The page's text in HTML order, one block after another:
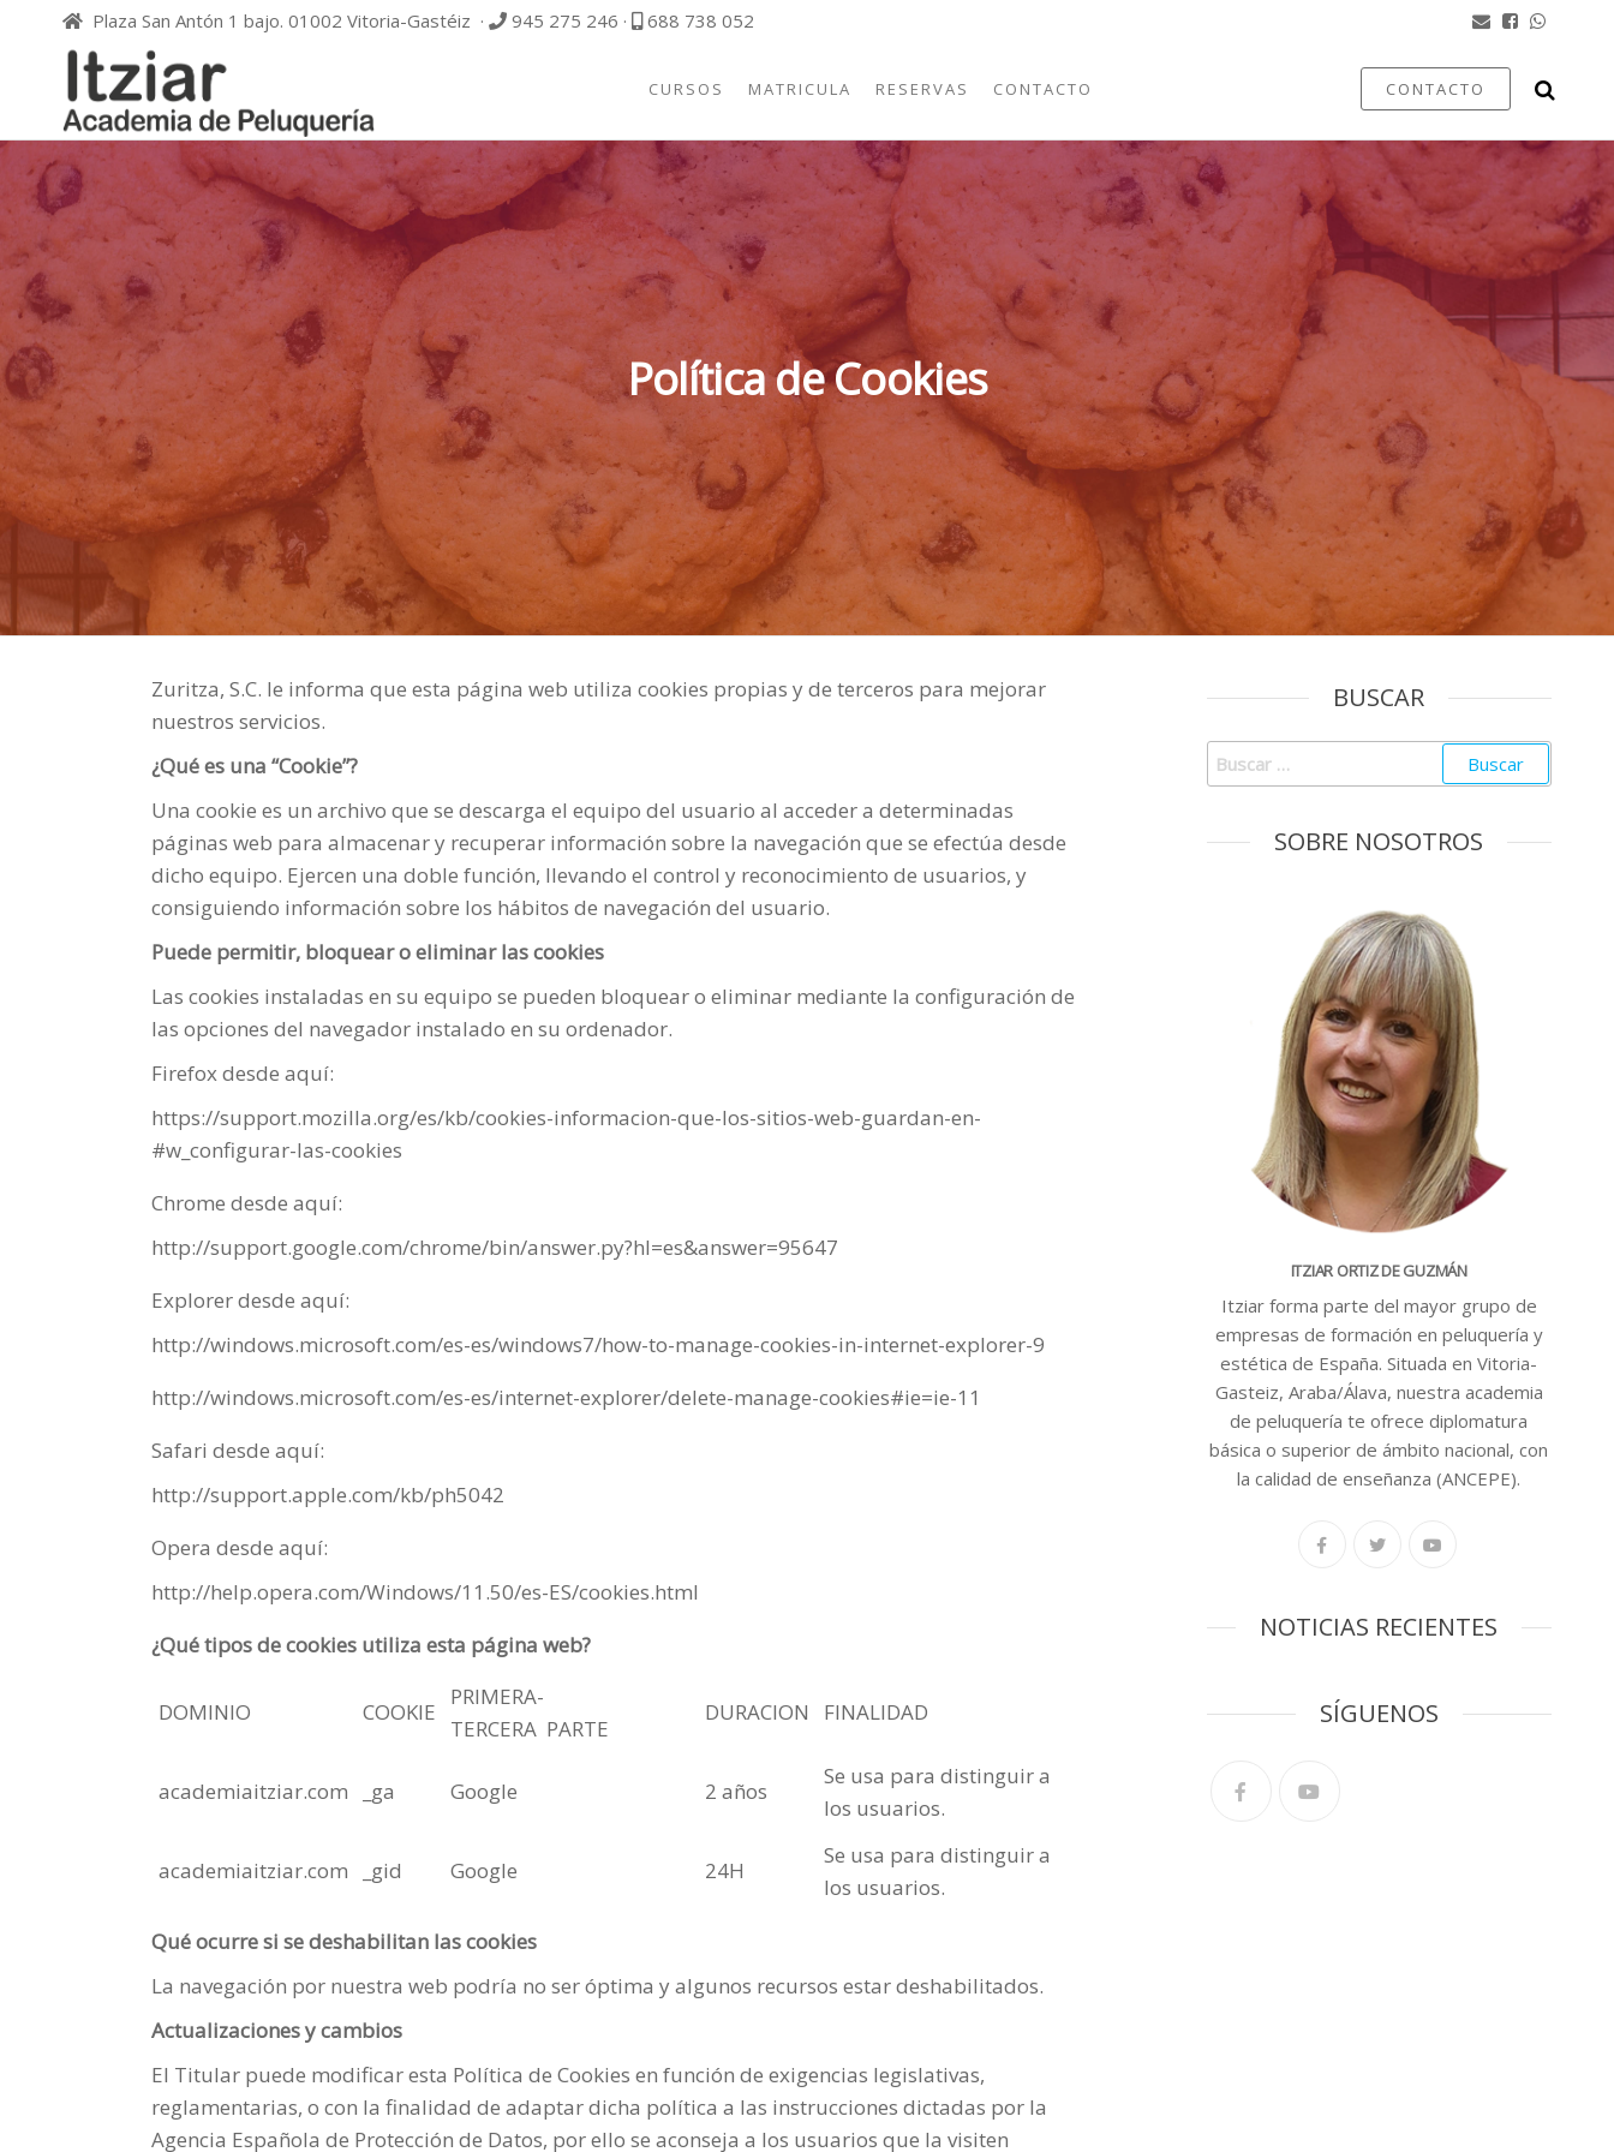
Plaza San Antón 1 bajo. 01002 Vitoria-Gastéiz · 945 275 246 · 688 738 052
ACADEMIA
DE
PELUQUERÍA
peluquería
CONTACTO
CURSOS MATRICULA RESERVAS CONTACTO
Política de Cookies
Zuritza, S.C. le informa que esta página web utiliza cookies propias y de terceros para mejorar
nuestros servicios.
¿Qué es una “Cookie”?
Una cookie es un archivo que se descarga el equipo del usuario al acceder a determinadas
páginas web para almacenar y recuperar información sobre la navegación que se efectúa desde
dicho equipo. Ejercen una doble función, llevando el control y reconocimiento de usuarios, y
consiguiendo información sobre los hábitos de navegación del usuario.
Puede permitir, bloquear o eliminar las cookies
Las cookies instaladas en su equipo se pueden bloquear o eliminar mediante la configuración de
las opciones del navegador instalado en su ordenador.
Firefox desde aquí:
https://support.mozilla.org/es/kb/cookies-informacion-que-los-sitios-web-guardan-en-
#w_configurar-las-cookies
Chrome desde aquí:
http://support.google.com/chrome/bin/answer.py?hl=es&answer=95647
Explorer desde aquí:
http://windows.microsoft.com/es-es/windows7/how-to-manage-cookies-in-internet-explorer-9
http://windows.microsoft.com/es-es/internet-explorer/delete-manage-cookies#ie=ie-11
Safari desde aquí:
http://support.apple.com/kb/ph5042
Opera desde aquí:
http://help.opera.com/Windows/11.50/es-ES/cookies.html
¿Qué tipos de cookies utiliza esta página web?
DOMINIO COOKIE
PRIMERA-
TERCERA PARTE
DURACION FINALIDAD
academiaitziar.com _ga Google 2 años
Se usa para distinguir a
los usuarios.
academiaitziar.com _gid Google 24H
Se usa para distinguir a
los usuarios.
Qué ocurre si se deshabilitan las cookies
La navegación por nuestra web podría no ser óptima y algunos recursos estar deshabilitados.
Actualizaciones y cambios
El Titular puede modificar esta Política de Cookies en función de exigencias legislativas,
reglamentarias, o con la finalidad de adaptar dicha política a las instrucciones dictadas por la
Agencia Española de Protección de Datos, por ello se aconseja a los usuarios que la visiten
BUSCAR
SOBRE NOSOTROS
ITZIAR ORTIZ DE GUZMÁN
Itziar forma parte del mayor grupo de
empresas de formación en peluquería y
estética de España. Situada en Vitoria-
Gasteiz, Araba/Álava, nuestra academia
de peluquería te ofrece diplomatura
básica o superior de ámbito nacional, con
la calidad de enseñanza (ANCEPE).
NOTICIAS RECIENTES
SÍGUENOS